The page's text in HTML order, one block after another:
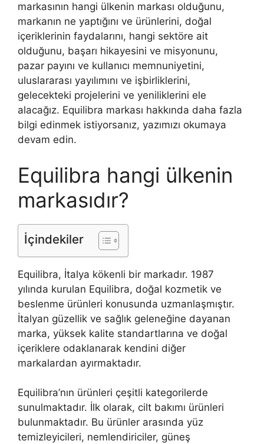
markasının hangi ülkenin markası olduğunu,
markanın ne yaptığını ve ürünlerini, doğal
içeriklerinin faydalarını, hangi sektöre ait
olduğunu, başarı hikayesini ve misyonunu,
pazar payını ve kullanıcı memnuniyetini,
uluslararası yayılımını ve işbirliklerini,
gelecekteki projelerini ve yeniliklerini ele
alacağız. Equilibra markası hakkında daha fazla
bilgi edinmek istiyorsanız, yazımızı okumaya
devam edin.
Equilibra hangi ülkenin
markasıdır?
İçindekiler
Equilibra, İtalya kökenli bir markadır. 1987
yılında kurulan Equilibra, doğal kozmetik ve
beslenme ürünleri konusunda uzmanlaşmıştır.
İtalyan güzellik ve sağlık geleneğine dayanan
marka, yüksek kalite standartlarına ve doğal
içeriklere odaklanarak kendini diğer
markalardan ayırmaktadır.
Equilibra’nın ürünleri çeşitli kategorilerde
sunulmaktadır. İlk olarak, cilt bakımı ürünleri
bulunmaktadır. Bu ürünler arasında yüz
temizleyicileri, nemlendiriciler, güneş